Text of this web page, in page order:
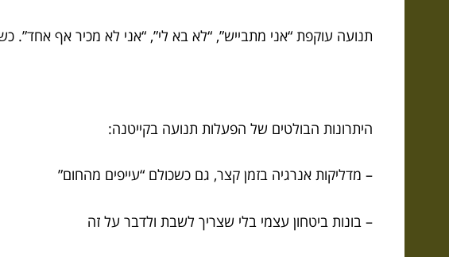
תנועה עוקפת “אני מתבייש”, “לא בא לי”, “אני לא מכיר אף אחד”.
היתרונות הבולטים של הפעלות תנועה בקייטנה:
– מדליקות אנרגיה בזמן קצר, גם כשכולם “עייפים מהחום”
– בונות ביטחון עצמי בלי שצריך לשבת ולדבר על זה